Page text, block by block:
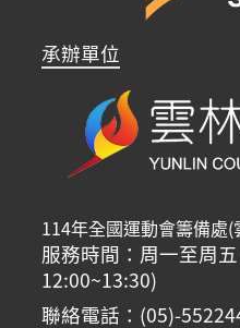
承辦單位
114年全國運動會籌備處
服務時間：周一至周
12:00~13:30)
聯絡電話：(05)-